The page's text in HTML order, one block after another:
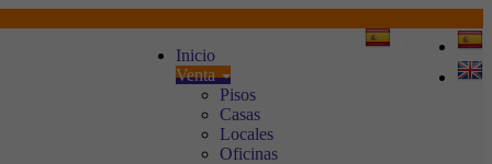
Inicio
Venta
Pisos
Casas
Locales
Oficinas